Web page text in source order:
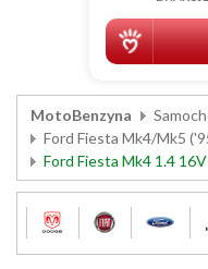
MotoBenzyna
Ford Fiesta Mk4/Mk5
Ford Fiesta Mk4 1.4